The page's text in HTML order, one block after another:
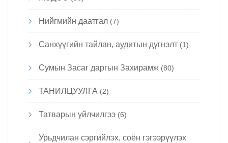
Нийгмийн даатгал (7)
Санхүүгийн тайлан, аудитын дүгнэлт (1)
Сумын Засаг даргын Захирамж (80)
ТАНИЛЦУУЛГА (2)
Татварын үйлчилгээ (6)
Урьдчилан сэргийлэх, соён гэгээрүүлэх